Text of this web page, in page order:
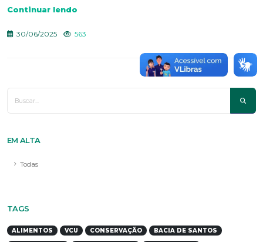
Continuar lendo
30/06/2025 563
EM ALTA
Todas
TAGS
ALIMENTOS VCU CONSERVAÇÃO BACIA DE SANTOS